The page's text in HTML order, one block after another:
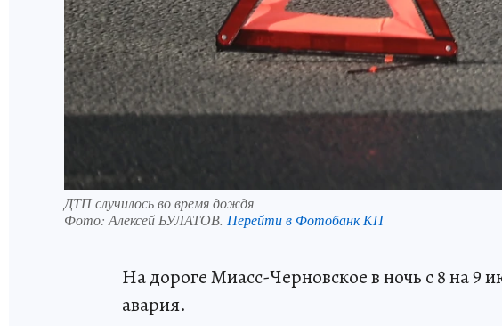
ДТП случилось во время дождя
Фото: Алексей БУЛАТОВ. Перейти в Фотобанк КП
На дороге Миасс-Черновское в ночь с 8 на 9
авария.